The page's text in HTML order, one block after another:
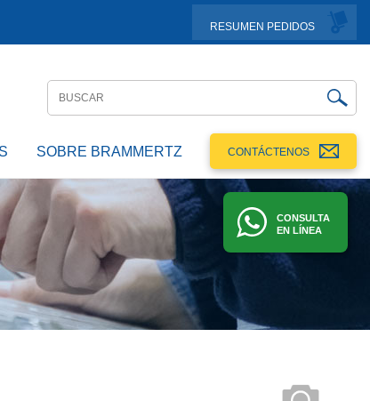
RESUMEN PEDIDOS
SOBRE BRAMMERTZ CONTÁCTENOS
CONSULTA
EN LÍNEA